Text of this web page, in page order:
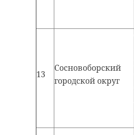
13
Сосновоборский
городской округ